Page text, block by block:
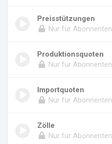
Preisstützungen
Nur für Abonnenten
Produktionsquoten
Nur für Abonnenten
Importquoten
Nur für Abonnenten
Zölle
Nur für Abonnenten